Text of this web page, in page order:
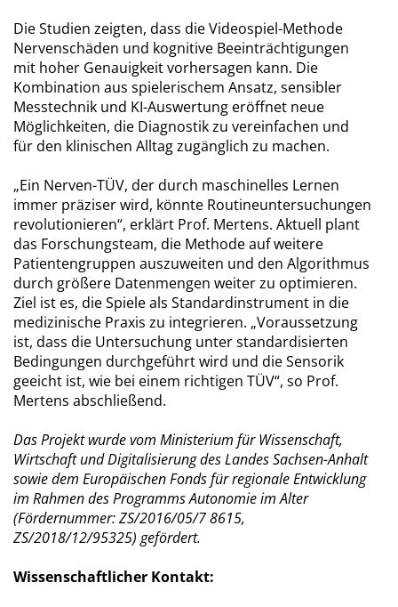
Die Studien zeigten, dass die Videospiel-Methode
Nervenschäden und kognitive Beeinträchtigungen
mit hoher Genauigkeit vorhersagen kann. Die
Kombination aus spielerischem Ansatz, sensibler
Messtechnik und KI-Auswertung eröffnet neue
Möglichkeiten, die Diagnostik zu vereinfachen und
für den klinischen Alltag zugänglich zu machen.
„Ein Nerven-TÜV, der durch maschinelles Lernen
immer präziser wird, könnte Routineuntersuchungen
revolutionieren“, erklärt Prof. Mertens. Aktuell plant
das Forschungsteam, die Methode auf weitere
Patientengruppen auszuweiten und den Algorithmus
durch größere Datenmengen weiter zu optimieren.
Ziel ist es, die Spiele als Standardinstrument in die
medizinische Praxis zu integrieren. „Voraussetzung
ist, dass die Untersuchung unter standardisierten
Bedingungen durchgeführt wird und die Sensorik
geeicht ist, wie bei einem richtigen TÜV“, so Prof.
Mertens abschließend.
Das Projekt wurde vom Ministerium für Wissenschaft,
Wirtschaft und Digitalisierung des Landes Sachsen-Anhalt
sowie dem Europäischen Fonds für regionale Entwicklung
im Rahmen des Programms Autonomie im Alter
(Fördernummer: ZS/2016/05/7 8615,
ZS/2018/12/95325) gefördert.
Wissenschaftlicher Kontakt: